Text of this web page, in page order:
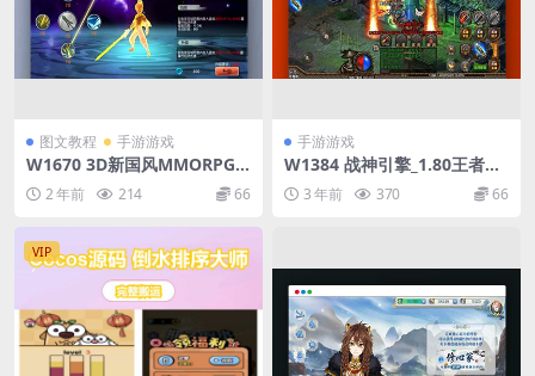
图文教程 手游游戏
W1670 3D新国风MMORPG
手游【3D仙剑奇侠传内购修复
版】最新整理单机一键即玩镜
像端+Linux手工服务端+安卓+
GM授权后台+详细搭建教程
2 年前 214 66
手游游戏
W1384 战神引擎_1.80王者降
龙星王合击手游微变三职业版
[白猪]传奇手游_GM物品充值
后台_安卓IOS苹果双端
3 年前 370 66
VIP